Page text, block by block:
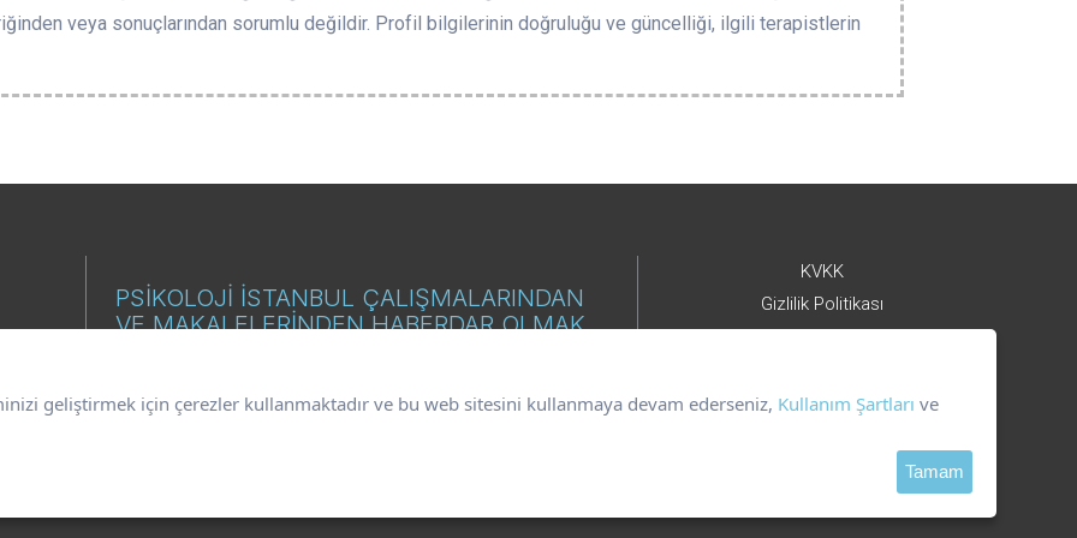
veya sonuçlarından sorumlu değildir. Profil bilgilerinin doğruluğu ve güncelliği, ilgili terapistlerin
PSİKOLOJİ İSTANBUL ÇALIŞMALARINDAN
VE MAKALELERİNDEN HABERDAR OLMAK
E-Posta GÖNDER
KVKK
Gizlilik Politikası
Çerez Kullanımı
geliştirmek için çerezler kullanmaktadır ve bu web sitesini kullanmaya devam ederseniz, Kullanım Şartları ve
Tamam